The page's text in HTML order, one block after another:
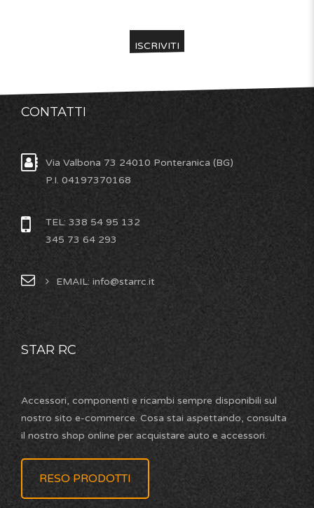
CONTATTI
Via Valbona 73 24010 Ponteranica (BG)
P.I. 04197370168
TEL: 338 54 95 132
345 73 64 293
EMAIL: info@starrc.it
STAR RC
Accessori, componenti e ricambi sempre disponibili sul
nostro sito e-commerce. Cosa stai aspettando, consulta
il nostro shop online per acquistare auto e accessori.
RESO PRODOTTI